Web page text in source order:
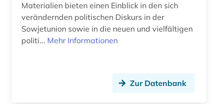
parlamentswahl (6)
partei (1)
perestroika (1)
Materialien bieten einen Einblick in den sich
verändernden politischen Diskurs in der
Sowjetunion sowie in die neuen und vielfältigen
politi... Mehr Informationen
Zur Datenbank